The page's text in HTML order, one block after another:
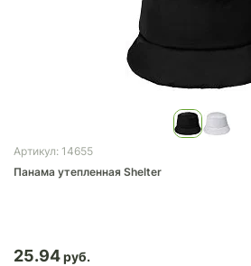
Артикул: 14655
Панама утепленная Shelter
25.94